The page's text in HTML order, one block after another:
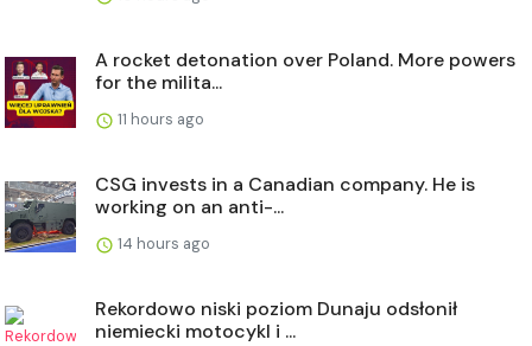
A rocket detonation over Poland. More powers
for the milita...
11 hours ago
CSG invests in a Canadian company. He is
working on an anti-...
14 hours ago
Rekordowo niski poziom Dunaju odsłonił
niemiecki motocykl i ...